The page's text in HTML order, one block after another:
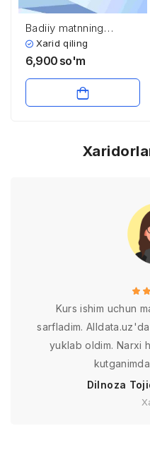
Badiiy matnning
sintaktik xususiyatlari
Xarid qiling
6,900 so'm
Kurs ishim uchun
sarfladim.
yuklab oldim. Narxi
Dilnoza